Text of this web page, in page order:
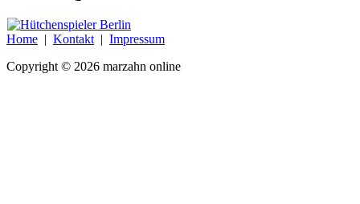
Home | Kontakt | Impressum
Copyright © 2026 marzahn online